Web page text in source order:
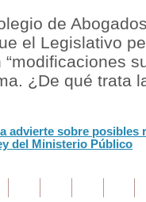
de
el Legislativo
¿De qué trata
advierte sobre posibles
del Ministerio Público